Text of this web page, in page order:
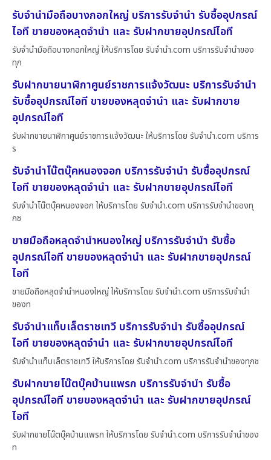
รับจำนำมือถือบางกอกใหญ่ บริการรับจำนำ รับซื้ออุปกรณ์
ไอที ขายของหลุดจำนำ และ รับฝากขายอุปกรณ์ไอที
รับจำนำมือถือบางกอกใหญ่ ให้บริการโดย รับจํานํา.com บริการรับจำนำของ
ทุก
รับฝากขายนาฬิกาศูนย์ราชการแจ้งวัฒนะ บริการรับจำนำ
รับซื้ออุปกรณ์ไอที ขายของหลุดจำนำ และ รับฝากขาย
อุปกรณ์ไอที
รับฝากขายนาฬิกาศูนย์ราชการแจ้งวัฒนะ ให้บริการโดย รับจํานํา.com บริการ
ร
รับจำนำโน๊ตบุ๊คหนองจอก บริการรับจำนำ รับซื้ออุปกรณ์
ไอที ขายของหลุดจำนำ และ รับฝากขายอุปกรณ์ไอที
รับจำนำโน๊ตบุ๊คหนองจอก ให้บริการโดย รับจํานํา.com บริการรับจำนำของทุ
กช
ขายมือถือหลุดจำนำหนองใหญ่ บริการรับจำนำ รับซื้อ
อุปกรณ์ไอที ขายของหลุดจำนำ และ รับฝากขายอุปกรณ์
ไอที
ขายมือถือหลุดจำนำหนองใหญ่ ให้บริการโดย รับจํานํา.com บริการรับจำนำ
ของท
รับจำนำแท็บเล็ตราชเทวี บริการรับจำนำ รับซื้ออุปกรณ์
ไอที ขายของหลุดจำนำ และ รับฝากขายอุปกรณ์ไอที
รับจำนำแท็บเล็ตราชเทวี ให้บริการโดย รับจํานํา.com บริการรับจำนำของทุกช
รับฝากขายโน๊ตบุ๊คบ้านแพรก บริการรับจำนำ รับซื้อ
อุปกรณ์ไอที ขายของหลุดจำนำ และ รับฝากขายอุปกรณ์
ไอที
รับฝากขายโน๊ตบุ๊คบ้านแพรก ให้บริการโดย รับจํานํา.com บริการรับจำนำของ
ท